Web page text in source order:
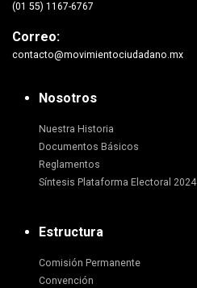
(01 55) 1167-6767
Correo:
contacto@movimientociudadano.mx
Nosotros
Nuestra Historia
Documentos Básicos
Reglamentos
Síntesis Plataforma Electoral 2024
Estructura
Comisión Permanente
Convención